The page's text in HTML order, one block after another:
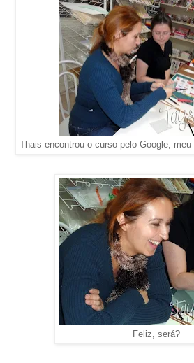
Thais encontrou o curso pelo Google,
Feliz, será?